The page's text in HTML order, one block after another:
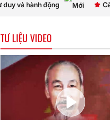
Cà Mau quán triệt Chỉ thị
TƯ LIỆU VIDEO